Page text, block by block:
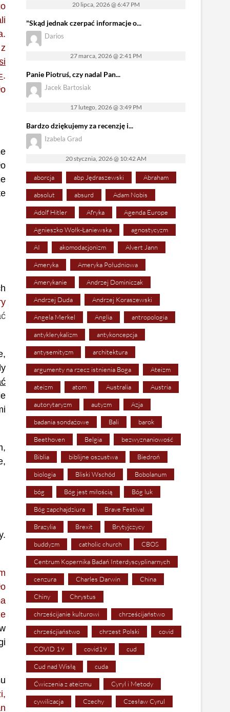
.
20 lipca, 2026 @ 6:47 PM
"Skąd jednak czerpać informacje o...
Darios
27 marca, 2026 @ 2:41 PM
Panie Piotruś, czy nadal Pan...
Jacek Bartosiak
17 lutego, 2026 @ 3:49 PM
Bardzo dziękujemy za recenzję i...
Izabela Grad
20 stycznia, 2026 @ 10:42 AM
aborcja abp Jędraszewski Abraham
absolut absurd Adam Nobis
Adolf Hitler Afryka Agenda Europe
Agnieszko Wołk-Łaniewska agnostycyzm
AI akomodacjonizm Alvert Jann
Ameryka Ameryka Południowa
Amerykanie Andrzej Dominiczak
Andrzej Duda Andrzej Koraszewski
Angela Merkel Anglia antropologia
antyklerykalizm antykoncepcja
antysemityzm architektura
argumenty na rzecz istnienia Boga Ateizm
ateizm atom Australia Austria
autorytaryzm autyzm Azja
badania sondażowe Bali barok
Beethoven Belgia bezwyznaniowość
Biblia biblijne oszustwa Biedroń
biologia Bliski Wschód Bobolanum
bóg Bóg jest miłością Bóg luk
Bóg zapchajdziura Brave Festival
Brazylia Brexit Brytyjczycy
buddyzm catholic church CBOS
Centrum Kopernika Badań Interdyscyplinarnych
cenzura Charles Darwin China
Chiny Chrystus
chrześcijanie kulturowi chrześcijaństwo
chrześcjiaństwo chrzest Polski covid
COVID 19 covid19 cud
Cud nad Wisłą cuda
Ćwiczenia z ateizmu Cyryl i Metody
cywilizacja Czechy Czesław Cyrul